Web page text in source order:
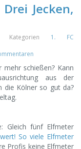
Jecken,
1. FC
schießen? Kann
aus der
die Kölner so gut da?
Gleich fünf Elfmeter
So viele Elfmeter
Profis keine Elfmeter